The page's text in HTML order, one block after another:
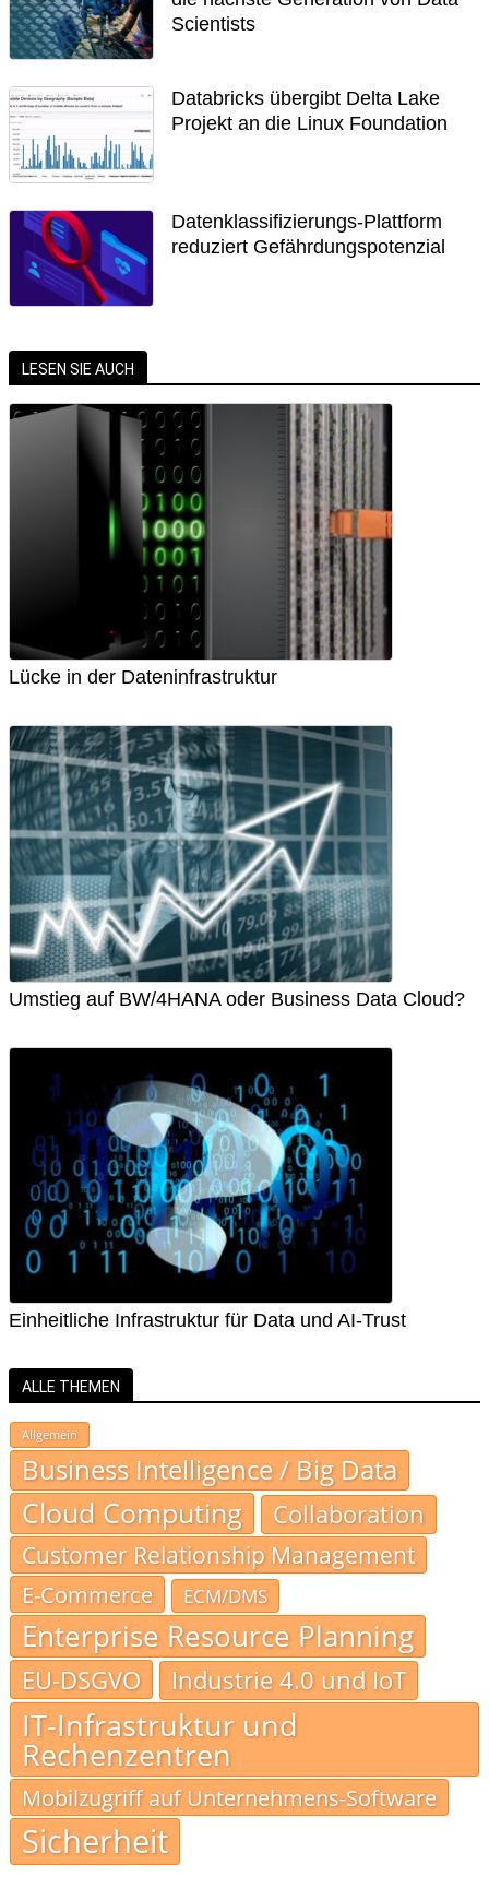
Scientists
Databricks übergibt Delta Lake
Projekt an die Linux Foundation
Datenklassifizierungs-Plattform
reduziert Gefährdungspotenzial
LESEN SIE AUCH
Lücke in der Dateninfrastruktur
Umstieg auf BW/4HANA oder Business Data Cloud?
Einheitliche Infrastruktur für Data und AI-Trust
ALLE THEMEN
Allgemein
Business Intelligence / Big Data
Cloud Computing Collaboration
Customer Relationship Management
E-Commerce
ECM/DMS
Enterprise Resource Planning
EU-DSGVO Industrie 4.0 und IoT
IT-Infrastruktur und
Rechenzentren
Mobilzugriff auf Unternehmens-Software
Sicherheit